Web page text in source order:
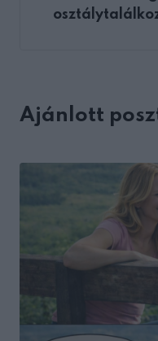
Ajánlott